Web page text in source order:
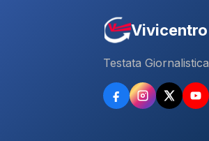
Vivicentro
Testata Giornalistica